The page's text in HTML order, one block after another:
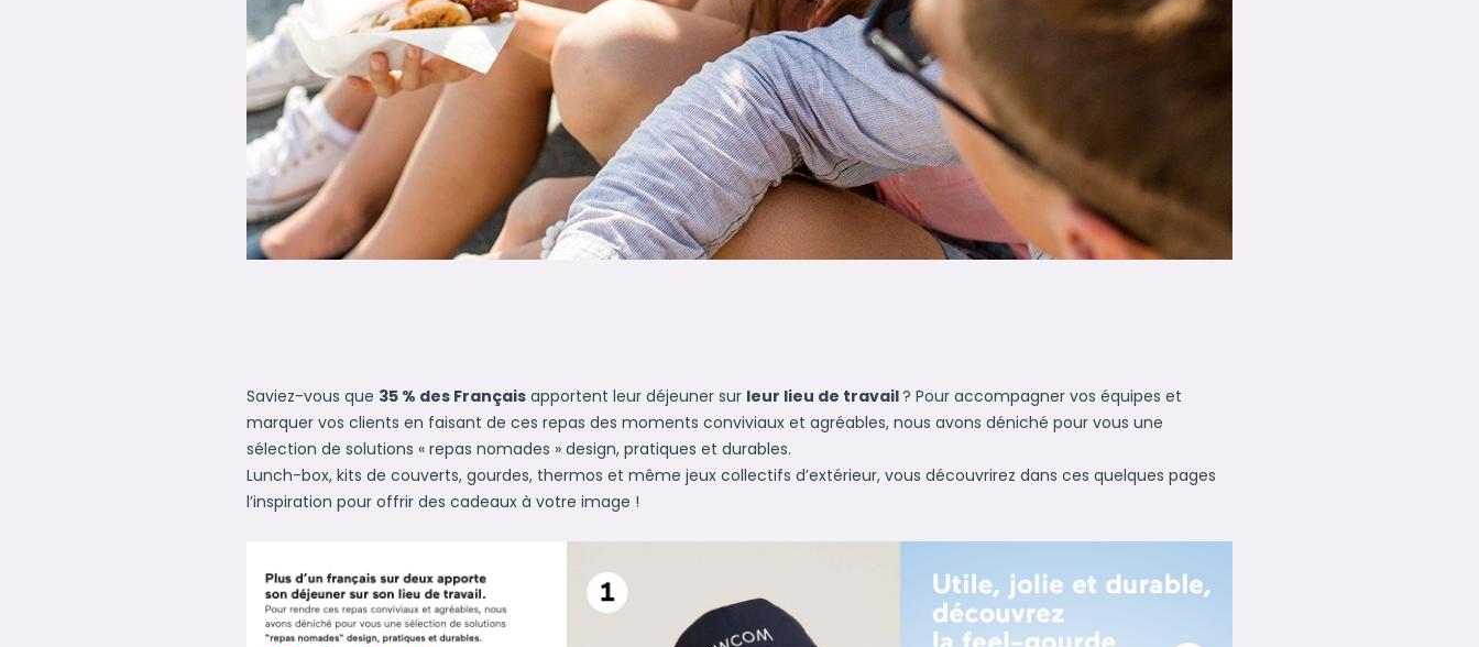
Saviez-vous que 35 % des Français apportent leur déjeuner sur leur lieu de travail? Pour accompagner vos équipes et
marquer vos clients en faisant de ces repas des moments conviviaux et agréables, nous avons déniché pour vous une
sélection de solutions « repas nomades » design, pratiques et durables.
Lunch-box, kits de couverts, gourdes, thermos et même jeux collectifs d’extérieur, vous découvrirez dans ces quelques pages
l’inspiration pour offrir des cadeaux à votre image !